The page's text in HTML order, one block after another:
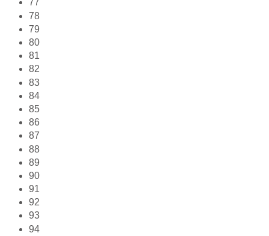
77
78
79
80
81
82
83
84
85
86
87
88
89
90
91
92
93
94